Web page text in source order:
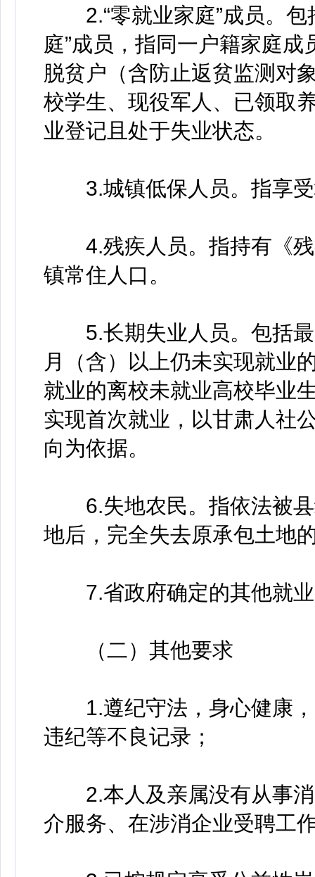
2.“零就业家庭”成员。包
庭”成员，指同一户籍家庭
脱贫户（含防止返贫监测对
校学生、现役军人、已领取
业登记且处于失业状态。
3.城镇低保人员。指享受
4.残疾人员。指持有《残
镇常住人口。
5.长期失业人员。包括最
月（含）以上仍未实现就业
就业的离校未就业高校毕业
实现首次就业，以甘肃人社
向为依据。
6.失地农民。指依法被县
地后，完全失去原承包土地
7.省政府确定的其他就业
（二）其他要求
1.遵纪守法，身心健康，
违纪等不良记录；
2.本人及亲属没有从事消
介服务、在涉消企业受聘工